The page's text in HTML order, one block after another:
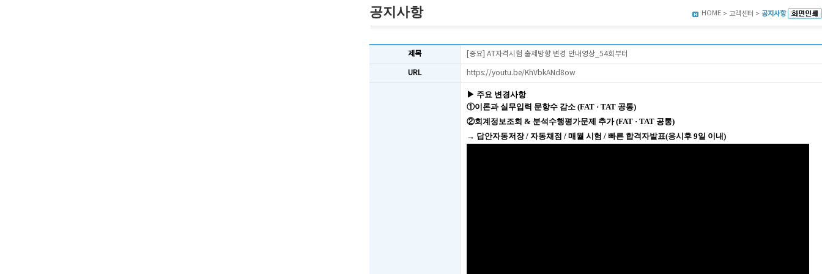
공지사항 HOME > 고객센터 > 공지사항
제목 [중요] AT자격시험 출제방향 변경 안내영상_54회부터
URL https://youtu.be/KhVbkANd8ow
▶ 주요 변경사항
①이론과 실무입력 문항수 감소 (FAT · TAT 공통)
②회계정보조회 & 분석수행평가문제 추가 (FAT · TAT 공통)
→ 답안자동저장 / 자동채점 / 매월 시험 / 빠른 합격자발표(응시후 9일 이내)